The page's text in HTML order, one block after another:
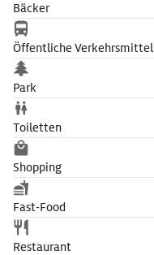
Bäcker
Öffentliche Verkehrsmittel
Park
Toiletten
Shopping
Fast-Food
Restaurant